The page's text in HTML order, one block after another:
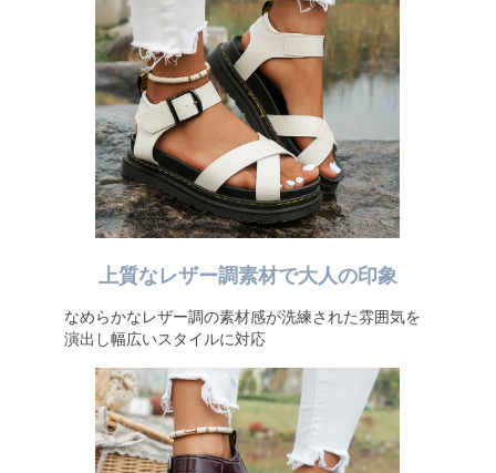
上質なレザー調素材で大人の印象
なめらかなレザー調の素材感が洗練された雰囲気を
演出し幅広いスタイルに対応